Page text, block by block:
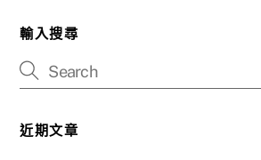
輸入搜尋
近期文章